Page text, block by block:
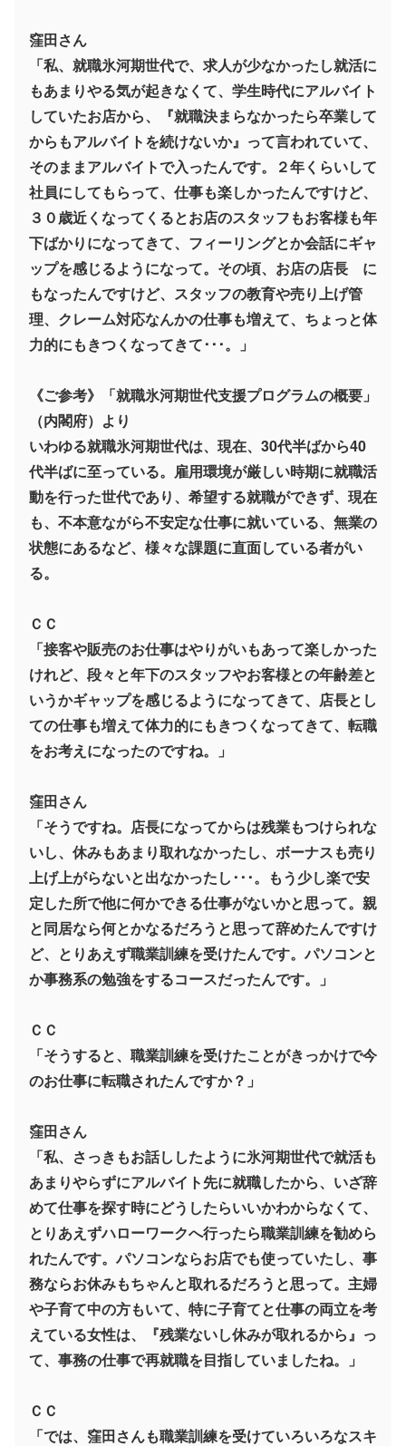
窪田さん
「私、就職氷河期世代で、求人が少なかったし就活に
もあまりやる気が起きなくて、学生時代にアルバイト
していたお店から、『就職決まらなかったら卒業して
からもアルバイトを続けないか』って言われていて、
そのままアルバイトで入ったんです。２年くらいして
社員にしてもらって、仕事も楽しかったんですけど、
３０歳近くなってくるとお店のスタッフもお客様も年
下ばかりになってきて、フィーリングとか会話にギャ
ップを感じるようになって。その頃、お店の店長 に
もなったんですけど、スタッフの教育や売り上げ管
理、クレーム対応なんかの仕事も増えて、ちょっと体
力的にもきつくなってきて･･･。」
《ご参考》「就職氷河期世代支援プログラムの概要」
（内閣府）より
いわゆる就職氷河期世代は、現在、30代半ばから40
代半ばに至っている。雇用環境が厳しい時期に就職活
動を行った世代であり、希望する就職ができず、現在
も、不本意ながら不安定な仕事に就いている、無業の
状態にあるなど、様々な課題に直面している者がい
る。
ＣＣ
「接客や販売のお仕事はやりがいもあって楽しかった
けれど、段々と年下のスタッフやお客様との年齢差と
いうかギャップを感じるようになってきて、店長とし
ての仕事も増えて体力的にもきつくなってきて、転職
をお考えになったのですね。」
窪田さん
「そうですね。店長になってからは残業もつけられな
いし、休みもあまり取れなかったし、ボーナスも売り
上げ上がらないと出なかったし･･･。もう少し楽で安
定した所で他に何かできる仕事がないかと思って。親
と同居なら何とかなるだろうと思って辞めたんですけ
ど、とりあえず職業訓練を受けたんです。パソコンと
か事務系の勉強をするコースだったんです。」
ＣＣ
「そうすると、職業訓練を受けたことがきっかけで今
のお仕事に転職されたんですか？」
窪田さん
「私、さっきもお話ししたように氷河期世代で就活も
あまりやらずにアルバイト先に就職したから、いざ辞
めて仕事を探す時にどうしたらいいかわからなくて、
とりあえずハローワークへ行ったら職業訓練を勧めら
れたんです。パソコンならお店でも使っていたし、事
務ならお休みもちゃんと取れるだろうと思って。主婦
や子育て中の方もいて、特に子育てと仕事の両立を考
えている女性は、『残業ないし休みが取れるから』っ
て、事務の仕事で再就職を目指していましたね。」
ＣＣ
「では、窪田さんも職業訓練を受けていろいろなスキ